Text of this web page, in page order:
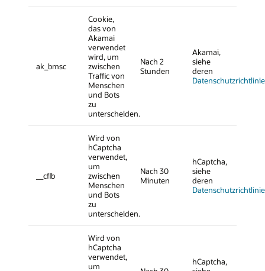
ak_bmsc
Cookie,
das von
Akamai
verwendet
wird, um
zwischen
Traffic von
Menschen
und Bots
zu
unterscheiden.
Nach 2
Stunden
Akamai,
siehe
deren
Datenschutzrichtlinie
__cflb
Wird von
hCaptcha
verwendet,
um
zwischen
Menschen
und Bots
zu
unterscheiden.
Nach 30
Minuten
hCaptcha,
siehe
deren
Datenschutzrichtlinie
Wird von
hCaptcha
verwendet,
um
hCaptcha,